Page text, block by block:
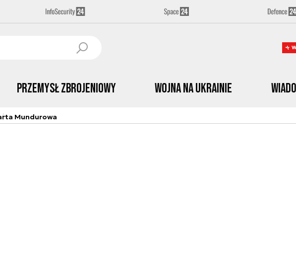
Przemysł Zbrojeniowy Wojna na Ukrainie
Mundurowa